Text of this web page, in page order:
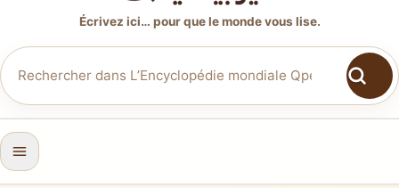
Écrivez ici… pour que le monde vous lise.